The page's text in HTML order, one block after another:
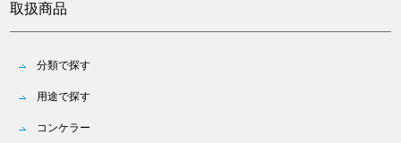
取扱商品
分類で探す
用途で探す
コンケラー